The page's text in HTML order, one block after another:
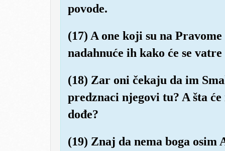
povode.
(17) A one koji su na
nadahnuće ih kako će se
(18) Zar oni čekaju da im
predznaci njegovi tu? A šta
dođe?
(19) Znaj da nema boga